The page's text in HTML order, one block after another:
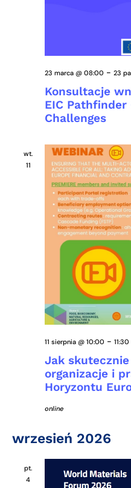
Konsultacje
EIC Pathfinder
Challenges
23 marca @ 08:00 - 23
wt.
11
Jak skutecznie
organizacje i
Horyzontu
11 sierpnia @ 10:00 - 11:30
online
wrzesień 2026
pt.
4